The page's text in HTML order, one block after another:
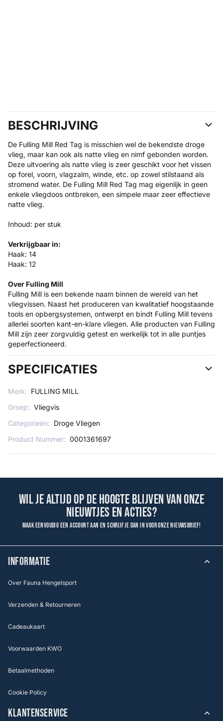
BESCHRIJVING
De Fulling Mill Red Tag is misschien wel de bekendste droge
vlieg, maar kan ook als natte vlieg en nimf gebonden worden.
Deze uitvoering als natte vlieg is zeer geschikt voor het vissen
op forel, voorn, vlagzalm, winde, etc. op zowel stilstaand als
stromend water. De Fulling Mill Red Tag mag eigenlijk in geen
enkele vliegdoos ontbreken, een simpele maar zeer effectieve
natte vlieg.
Inhoud: per stuk
Verkrijgbaar in:
Haak: 14
Haak: 12
Over Fulling Mill
Fulling Mill is een bekende naam binnen de wereld van het
vliegvissen. Naast het produceren van kwalitatief hoogstaande
tools en opbergsystemen, ontwerpt en bindt Fulling Mill tevens
allerlei soorten kant-en-klare vliegen. Alle producten van Fulling
Mill zijn zeer zorgvuldig getest en werkelijk tot in alle puntjes
geperfectioneerd.
SPECIFICATIES
Merk: FULLING MILL
Groep: Vliegvis
Categorieën: Droge Vliegen
Product Nummer: 0001361697
Wil je altijd op de hoogte blijven van onze
nieuwtjes en acties?
Maak eenvoudig een account aan en schrijf je dan in voor onze nieuwsbrief!
INFORMATIE
Over Fauna Hengelsport
Verzenden & Retourneren
Cadeaukaart
Voorwaarden KWO
Betaalmethoden
Cookie Policy
KLANTENSERVICE